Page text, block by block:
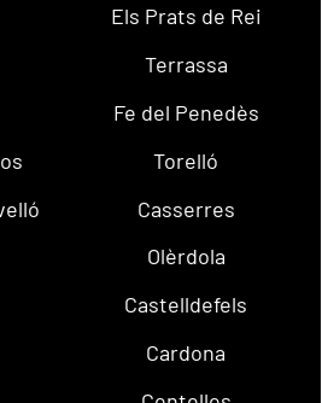
Els Prats de Rei
Terrassa
Fe del Penedès
Torelló
Casserres
Olèrdola
Castelldefels
Cardona